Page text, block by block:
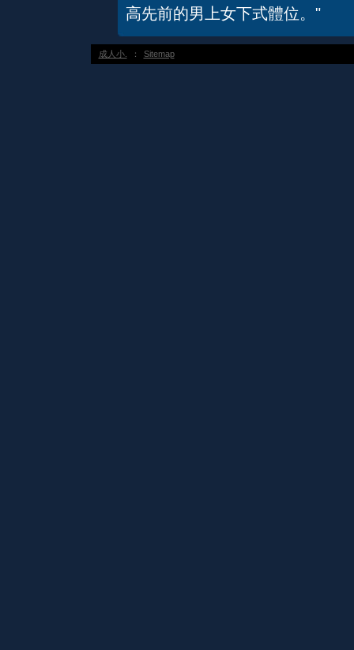
高先前的男上女下式體位。"
成人小. ： Sitemap